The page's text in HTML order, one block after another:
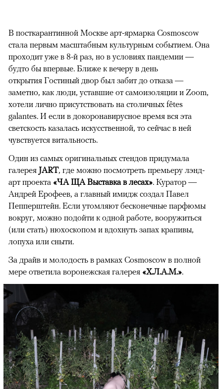
В посткарантинной Москве арт-ярмарка Cosmoscow
стала первым масштабным культурным событием. Она
проходит уже в 8-й раз, но в условиях пандемии —
будто бы впервые. Ближе к вечеру в день
открытия Гостиный двор был забит до отказа —
заметно, как люди, уставшие от самоизоляции и Zoom,
хотели лично присутствовать на столичных fêtes
galantes. И если в докоронавирусное время вся эта
светскость казалась искусственной, то сейчас в ней
чувствуется витальность.
Один из самых оригинальных стендов придумала
галерея JART, где можно посмотреть премьеру лэнд-
арт проекта «ЧА ЩА Выставка в лесах». Куратор —
Андрей Ерофеев, а главный имидж создал Павел
Пепперштейн. Если утомляют бесконечные парфюмы
вокруг, можно подойти к одной работе, вооружиться
(или стать) нюхоскопом и вдохнуть запах крапивы,
лопуха или сныти.
За драйв и молодость в рамках Cosmoscow в полной
мере ответила воронежская галерея «Х.Л.А.М.».